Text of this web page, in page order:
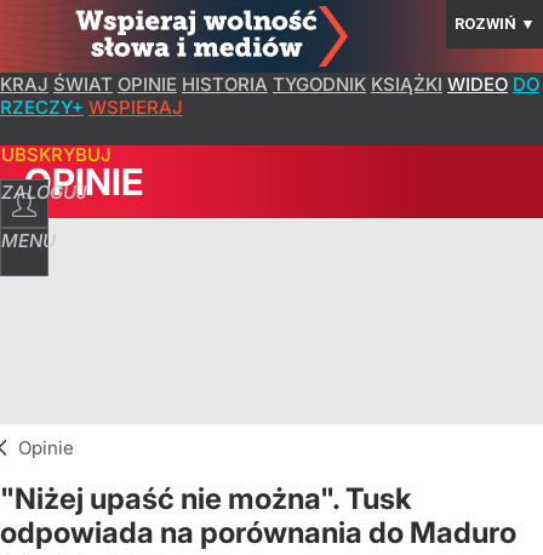
ROZWIŃ ▼
KRAJ ŚWIAT OPINIE HISTORIA TYGODNIK KSIĄŻKI WIDEO DO
RZECZY+ WSPIERAJ
ZALOGUJ
MENU
OPINIE
Opinie
"Niżej upaść nie można". Tusk
odpowiada na porównania do Maduro